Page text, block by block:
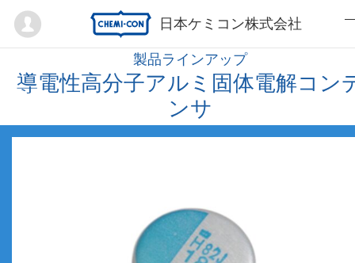
日本ケミコン株式会社
Mypage
製品ラインアップ
導電性高分子アルミ固体電解コン
ンサ